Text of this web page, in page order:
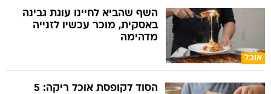
אוכל
השף שהביא לחיינו עוגת גבינה
באסקית, מוכר עכשיו לזנייה
מדהימה
הסוד לקופסת אוכל ריקה: 5